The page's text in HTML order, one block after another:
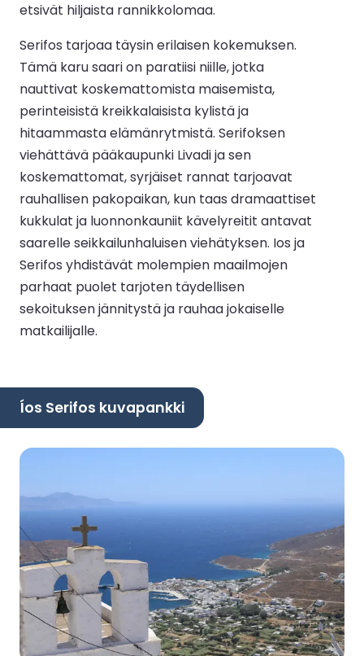
etsivät hiljaista rannikkolomaa.
Serifos tarjoaa täysin erilaisen kokemuksen.
Tämä karu saari on paratiisi niille, jotka
nauttivat koskemattomista maisemista,
perinteisistä kreikkalaisista kylistä ja
hitaammasta elämänrytmistä. Serifoksen
viehättävä pääkaupunki Livadi ja sen
koskemattomat, syrjäiset rannat tarjoavat
rauhallisen pakopaikan, kun taas dramaattiset
kukkulat ja luonnonkauniit kävelyreitit antavat
saarelle seikkailunhaluisen viehätyksen. Ios ja
Serifos yhdistävät molempien maailmojen
parhaat puolet tarjoten täydellisen
sekoituksen jännitystä ja rauhaa jokaiselle
matkailijalle.
Íos Serifos kuvapankki